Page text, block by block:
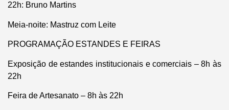
22h: Bruno Martins
Meia-noite: Mastruz com Leite
PROGRAMAÇÃO ESTANDES E FEIRAS
Exposição de estandes institucionais e comerciais – 8h às
22h
Feira de Artesanato – 8h às 22h